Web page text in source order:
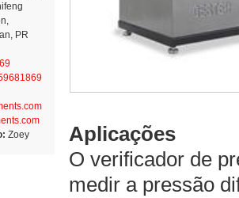
PR
Zoey
Aplicações
O verificador de
medir a pressão